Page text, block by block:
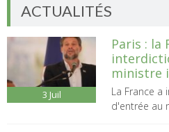
ACTUALITÉS
3 Juil
Paris : la
ministre
La France a
d'entrée au